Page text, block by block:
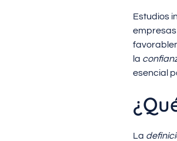
Estudios
la
esencial
La